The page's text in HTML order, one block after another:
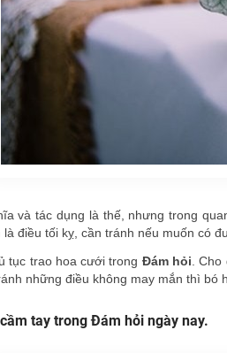
và tác dụng là thế, nhưng trong
điều tối kỵ, cần tránh nếu muốn có
tục trao hoa cưới trong Đám hỏi .
những điều không may mắn thì
tay trong Đám hỏi ngày nay.